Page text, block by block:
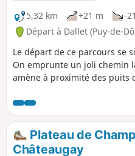
5,32 km
+21 m -
Départ à Dallet (Puy-de-
Le départ de ce parcours se
On emprunte un joli chemin
amène à proximité des puits
voit les villages de Mezel et
gauche.
Plateau de
Châteaugay